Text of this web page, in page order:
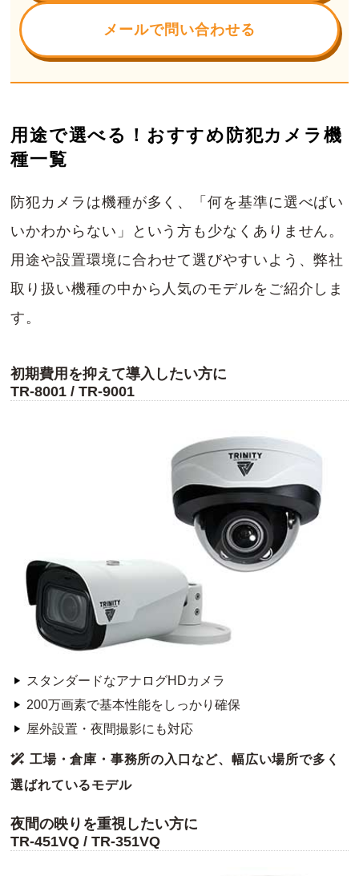
メールで問い合わせる
用途で選べる！おすすめ防犯カメラ機
種一覧
防犯カメラは機種が多く、「何を基準に選べばい
いかわからない」という方も少なくありません。
用途や設置環境に合わせて選びやすいよう、弊社
取り扱い機種の中から人気のモデルをご紹介しま
す。
初期費用を抑えて導入したい方に
TR-8001 / TR-9001
スタンダードなアナログHDカメラ
200万画素で基本性能をしっかり確保
屋外設置・夜間撮影にも対応
工場・倉庫・事務所の入口など、幅広い場所で多く
選ばれているモデル
夜間の映りを重視したい方に
TR-451VQ / TR-351VQ